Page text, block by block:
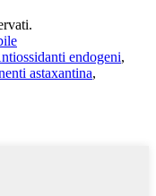
endogeni,
astaxantina,